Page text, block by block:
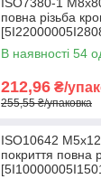
повна різьба
Metalvis
В наявності 54
212,96 ₴/
255,55 ₴/упаковка
ISO10642 М5х12
покриття повна